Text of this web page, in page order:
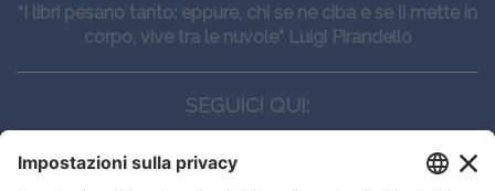
“I libri pesano tanto: eppure, chi se ne ciba e se li mette in
corpo, vive tra le nuvole” Luigi Pirandello
SEGUICI QUI: